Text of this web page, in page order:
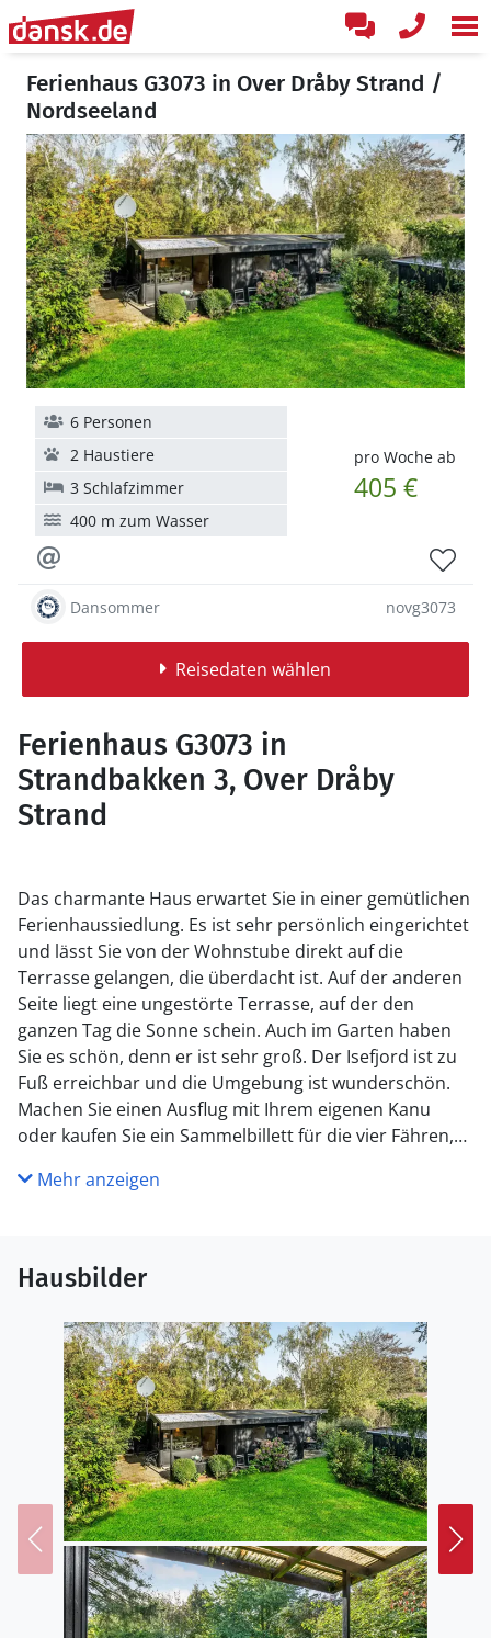
Ferienhaus G3073 in Over Dråby Strand /
Nordseeland
pro Woche ab
405 €
6 Personen
2 Haustiere
3 Schlafzimmer
400 m zum Wasser
Dansommer novg3073
Reisedaten wählen
Ferienhaus G3073 in
Strandbakken 3, Over Dråby
Strand
Das charmante Haus erwartet Sie in einer gemütlichen
Ferienhaussiedlung. Es ist sehr persönlich eingerichtet
und lässt Sie von der Wohnstube direkt auf die
Terrasse gelangen, die überdacht ist. Auf der anderen
Seite liegt eine ungestörte Terrasse, auf der den
ganzen Tag die Sonne schein. Auch im Garten haben
Sie es schön, denn er ist sehr groß. Der Isefjord ist zu
Fuß erreichbar und die Umgebung ist wunderschön.
Machen Sie einen Ausflug mit Ihrem eigenen Kanu
oder kaufen Sie ein Sammelbillett für die vier Fähren,
schöne Landschaft vom Wasser aus zu bewundern. Auf
Wäldern und sanften Hügeln zu erfrischenden
Wanderungen auf den ausgeschilderten Pfaden ein.
Auf dem hübschen Schloss 'Jægerspris' finden täglich
Führungen statt und im 'Nordskoven' dem Wald bei
Jægerspris können Sie über 1000 Jahre alte Eichen
bewundern. Im idyllischen Städtchen Frederikssund
werden jährlich Wikingerspiele veranstaltet, wo man
nachfolgend in Walhalla bei Unterhaltung ausgiebig
schmausen kann. Auch an Golffreunde ist gedacht,
denn Frederikssund verfügt über einen 18-Loch
Golfplatz. Nur 50 km entfernt liegt Kopenhagen mit
zahlreichen Sehenswürdigkeiten und Vergnügungen,
wie Tivoli, Zoo, Planetarium, Experimentarium und
vielen interessanten Museen.
Mehr anzeigen
Hausbilder